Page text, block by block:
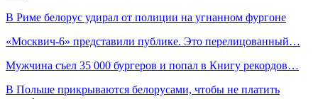
В Риме белорус удирал от полиции на угнанном фургоне
«Москвич-6» представили публике. Это перелицованный…
Мужчина съел 35 000 бургеров и попал в Книгу рекордов…
В Польше прикрываются белорусами, чтобы не платить